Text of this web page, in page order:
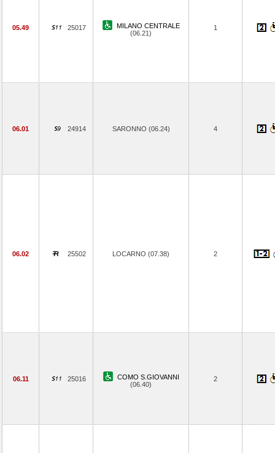
05.49 25017
MILANO CENTRALE
(06.21)
1
06.01 24914 SARONNO (06.24) 4
06.02 25502 LOCARNO (07.38) 2
06.11 25016
COMO S.GIOVANNI
(06.40)
2